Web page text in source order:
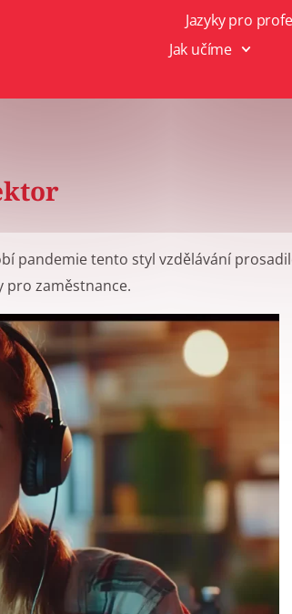
Jazyky pro
Jak učíme
pandemie tento styl vzdělávání
pro zaměstnance.